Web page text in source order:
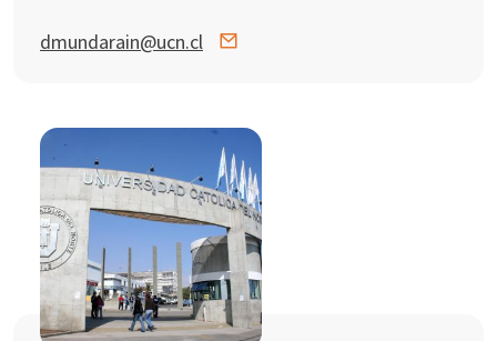
dmundarain@ucn.cl